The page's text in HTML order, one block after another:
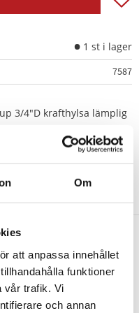
Om
att anpassa innehållet
funktioner
vår trafik. Vi
och annan
1 st i lager
7587
3/4"D krafthylsa lämplig